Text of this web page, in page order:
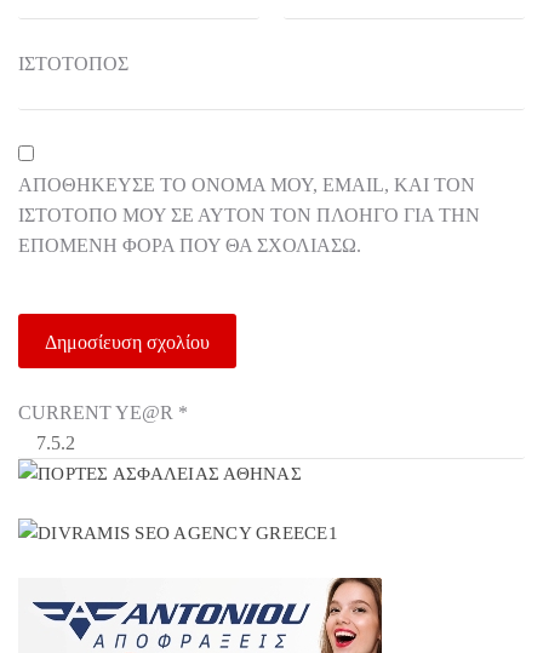
ΙΣΤΌΤΟΠΟΣ
ΑΠΟΘΉΚΕΥΣΕ ΤΟ ΌΝΟΜΆ ΜΟΥ, EMAIL, ΚΑΙ ΤΟΝ
ΙΣΤΌΤΟΠΟ ΜΟΥ ΣΕ ΑΥΤΌΝ ΤΟΝ ΠΛΟΗΓΌ ΓΙΑ ΤΗΝ
ΕΠΌΜΕΝΗ ΦΟΡΆ ΠΟΥ ΘΑ ΣΧΟΛΙΆΣΩ.
CURRENT YE@R *